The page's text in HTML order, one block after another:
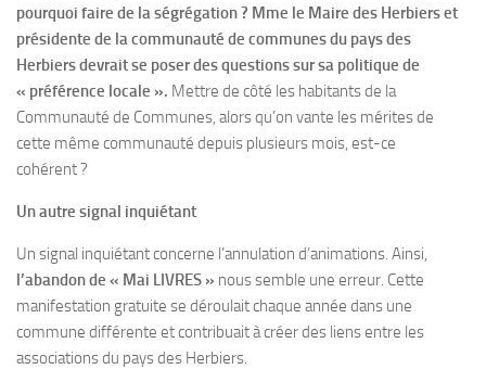
pourquoi faire de la ségrégation ? Mme le Maire des Herbiers et
présidente de la communauté de communes du pays des
Herbiers devrait se poser des questions sur sa politique de
« préférence locale ». Mettre de côté les habitants de la
Communauté de Communes, alors qu’on vante les mérites de
cette même communauté depuis plusieurs mois, est-ce
cohérent ?
Un autre signal inquiétant
Un signal inquiétant concerne l’annulation d’animations. Ainsi,
l’abandon de « Mai LIVRES » nous semble une erreur. Cette
manifestation gratuite se déroulait chaque année dans une
commune différente et contribuait à créer des liens entre les
associations du pays des Herbiers.